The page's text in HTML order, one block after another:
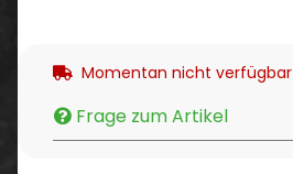
Momentan nicht verfügbar
Frage zum Artikel